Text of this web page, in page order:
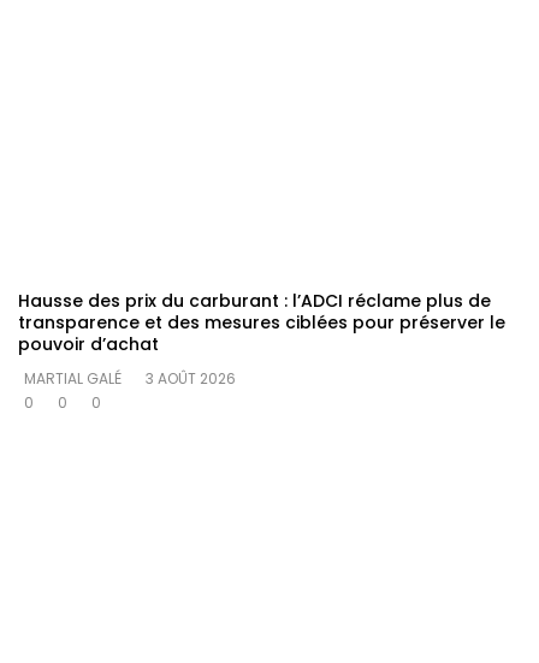
Hausse des prix du carburant : l’ADCI réclame plus de
transparence et des mesures ciblées pour préserver le
pouvoir d’achat
MARTIAL GALÉ
3 AOÛT 2026
0
0 0